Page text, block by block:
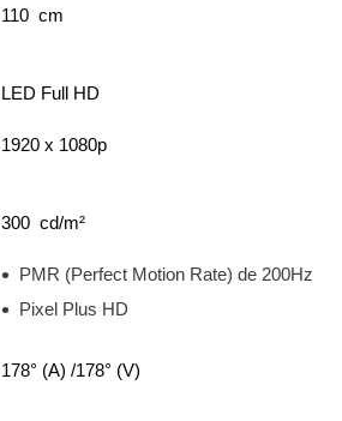
110 cm
LED Full HD
1920 x 1080p
300 cd/m²
PMR (Perfect Motion Rate) de 200Hz
Pixel Plus HD
178° (A) /178° (V)